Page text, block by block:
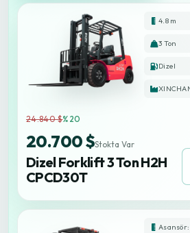
Dizel Forklift 3 Ton H2H
CPCD30T
24.840 $%20
20.700 $Stokta Var
4.8 m
3 Ton
Dizel